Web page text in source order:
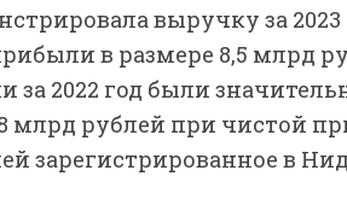
выручку за
в размере 8,5 млрд
за 2022 год были
млрд рублей при чистой
зарегистрированное в